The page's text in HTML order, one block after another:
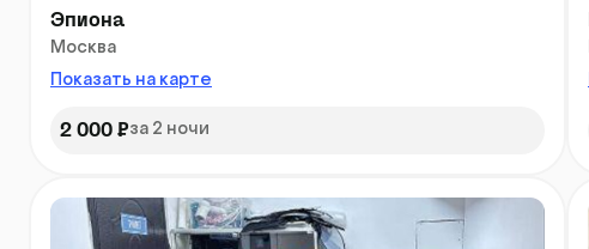
Эпиона
Москва
Показать на карте
2 000 ₽за 2 ночи